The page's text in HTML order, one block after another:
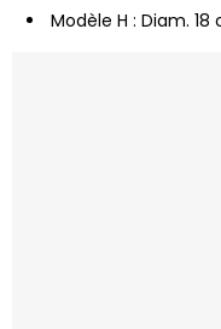
Modèle H : Diam.